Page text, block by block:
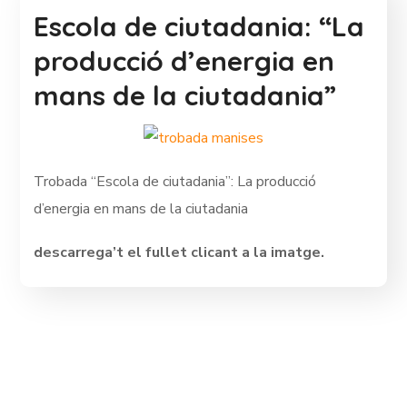
Escola de ciutadania: “La
producció d’energia en
mans de la ciutadania”
Trobada “Escola de ciutadania”: La producció
d’energia en mans de la ciutadania
descarrega’t el fullet clicant a la imatge.